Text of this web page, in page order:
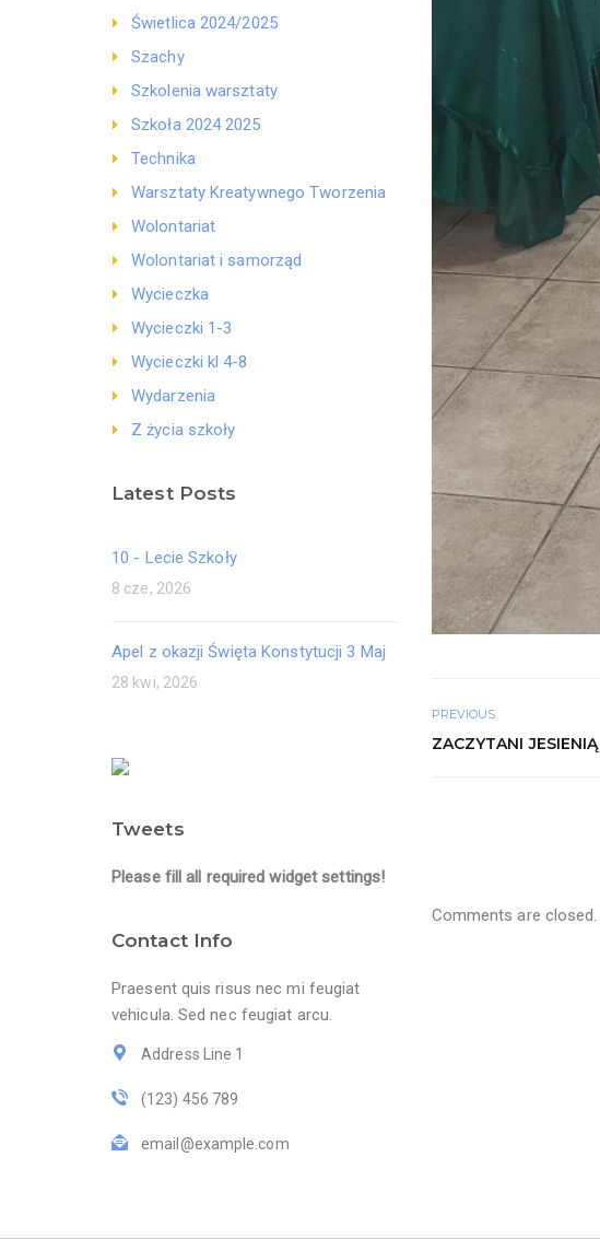
Świetlica 2024/2025
Szachy
Szkolenia warsztaty
Szkoła 2024 2025
Technika
Warsztaty Kreatywnego Tworzenia
Wolontariat
Wolontariat i samorząd
Wycieczka
Wycieczki 1-3
Wycieczki kl 4-8
Wydarzenia
Z życia szkoły
Latest Posts
10 - Lecie Szkoły
8 cze, 2026
Apel z okazji Święta Konstytucji 3 Maj
28 kwi, 2026
Tweets
Please fill all required widget settings!
Contact Info
Praesent quis risus nec mi feugiat
vehicula. Sed nec feugiat arcu.
Address Line 1
(123) 456 789
email@example.com
PREVIOUS
ZACZYTANI JESIENIĄ
Comments are closed.